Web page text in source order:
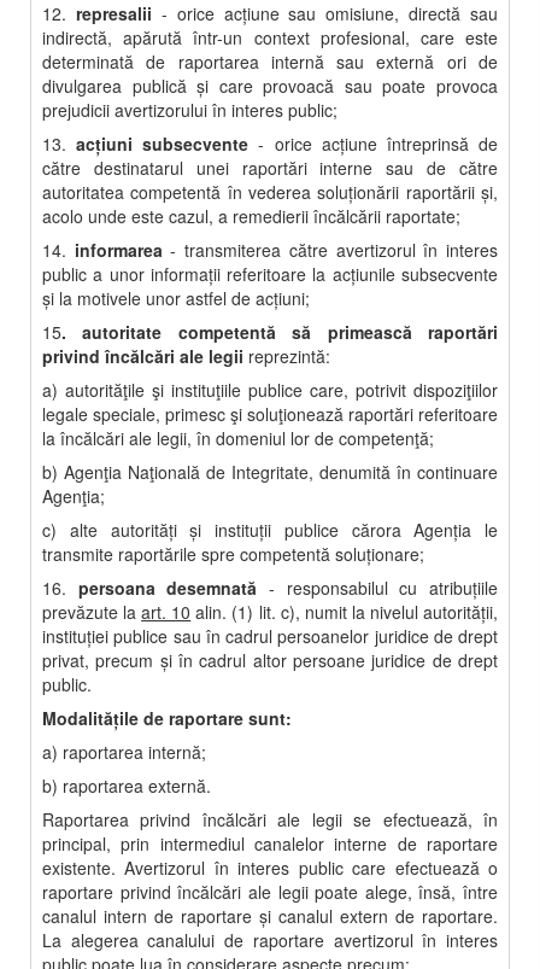
12. represalii - orice acţiune sau omisiune, directă sau
indirectă, apărută într-un context profesional, care este
determinată de raportarea internă sau externă ori de
divulgarea publică şi care provoacă sau poate provoca
prejudicii avertizorului în interes public;
13.acţiuni subsecvente - orice acţiune întreprinsă de
către destinatarul unei raportări interne sau de către
autoritatea competentă în vederea soluţionării raportării şi,
acolo unde este cazul, a remedierii încălcării raportate;
14. informarea- transmiterea către avertizorul în interes
public a unor informaţii referitoare la acţiunile subsecvente
şi la motivele unor astfel de acţiuni;
15. autoritate competentă să primească raportări
privind încălcări ale legii reprezintă:
a) autorităţile şi instituţiile publice care, potrivit dispoziţiilor
legale speciale, primesc şi soluţionează raportări referitoare
la încălcări ale legii, în domeniul lor de competenţă;
b) Agenţia Naţională de Integritate, denumită în continuare
Agenţia;
c) alte autorităţi şi instituţii publice cărora Agenţia le
transmite raportările spre competentă soluţionare;
16. persoana desemnată - responsabilul cu atribuţiile
prevăzute laart. 10 alin. (1) lit. c), numit la nivelul autorităţii,
instituţiei publice sau în cadrul persoanelor juridice de drept
privat, precum şi în cadrul altor persoane juridice de drept
public.
Modalităţile de raportare sunt:
a) raportarea internă;
b) raportarea externă.
Raportarea privind încălcări ale legii se efectuează, în
principal, prin intermediul canalelor interne de raportare
existente. Avertizorul în interes public care efectuează o
raportare privind încălcări ale legii poate alege, însă, între
canalul intern de raportare şi canalul extern de raportare.
La alegerea canalului de raportare avertizorul în interes
public poate lua în considerare aspecte precum: